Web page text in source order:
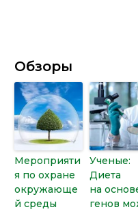
Обзоры
Мероприяти
я по охране
окружающе
й среды
Ученые:
Диета
на
генов